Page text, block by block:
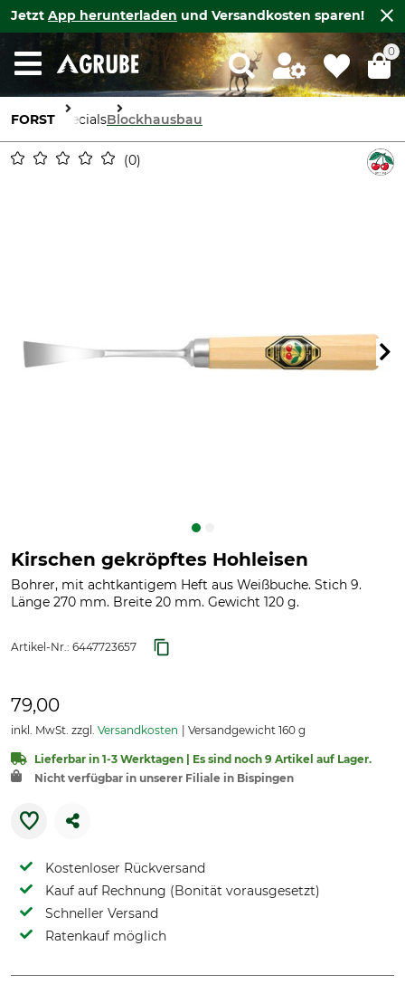
Jetzt App herunterladen und Versandkosten sparen!
0
FORST SpecialsBlockhausbau
0
Kirschen gekröpftes Hohleisen
Bohrer, mit achtkantigem Heft aus Weißbuche. Stich 9.
Länge 270 mm. Breite 20 mm. Gewicht 120 g.
Artikel-Nr.: 6447723657
79,00
inkl. MwSt. zzgl. Versandkosten Versandgewicht 160 g
Lieferbar in 1-3 Werktagen | Es sind noch 9 Artikel auf Lager.
Nicht verfügbar in unserer Filiale in Bispingen
Kostenloser Rückversand
Kauf auf Rechnung (Bonität vorausgesetzt)
Schneller Versand
Ratenkauf möglich